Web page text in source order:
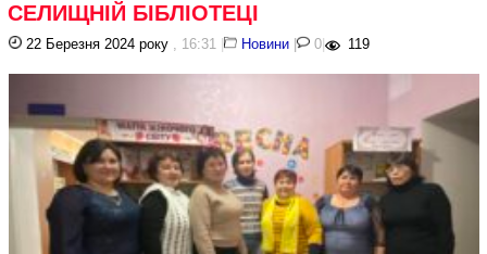
СЕЛИЩНІЙ БІБЛІОТЕЦІ
22 Березня 2024 року , 16:31 | Новини | 0 | 119